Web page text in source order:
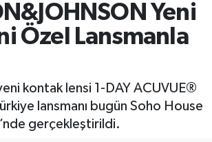
Yeni
Özel Lansmanla
kontak lensi 1-DAY ACUVUE®
lansmanı bugün Soho House
gerçekleştirildi.
Vakitleri
Durumu ve Fikstür